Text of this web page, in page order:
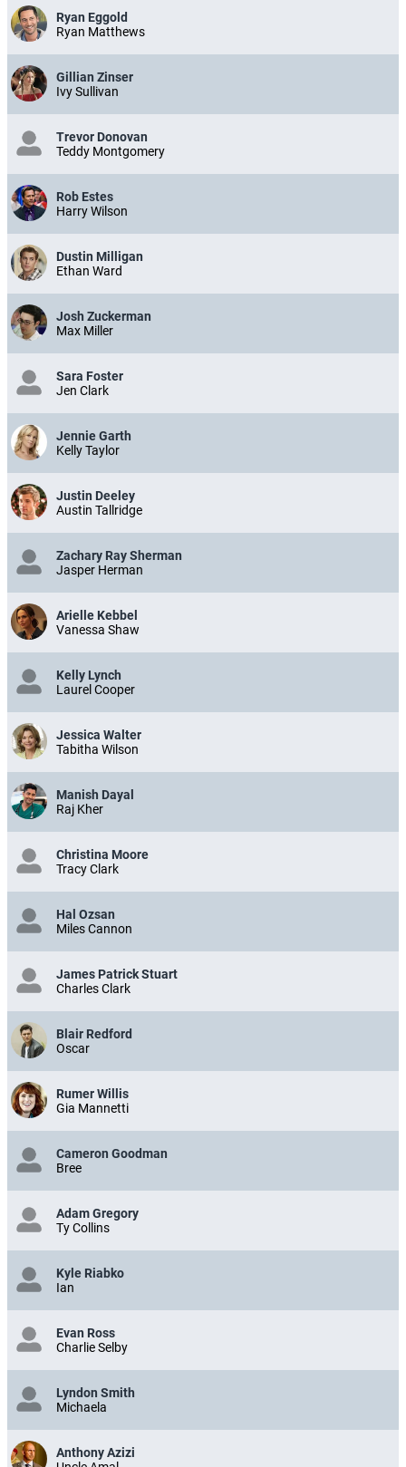
Ryan Eggold
Ryan Matthews
Gillian Zinser
Ivy Sullivan
Trevor Donovan
Teddy Montgomery
Rob Estes
Harry Wilson
Dustin Milligan
Ethan Ward
Josh Zuckerman
Max Miller
Sara Foster
Jen Clark
Jennie Garth
Kelly Taylor
Justin Deeley
Austin Tallridge
Zachary Ray Sherman
Jasper Herman
Arielle Kebbel
Vanessa Shaw
Kelly Lynch
Laurel Cooper
Jessica Walter
Tabitha Wilson
Manish Dayal
Raj Kher
Christina Moore
Tracy Clark
Hal Ozsan
Miles Cannon
James Patrick Stuart
Charles Clark
Blair Redford
Oscar
Rumer Willis
Gia Mannetti
Cameron Goodman
Bree
Adam Gregory
Ty Collins
Kyle Riabko
Ian
Evan Ross
Charlie Selby
Lyndon Smith
Michaela
Anthony Azizi